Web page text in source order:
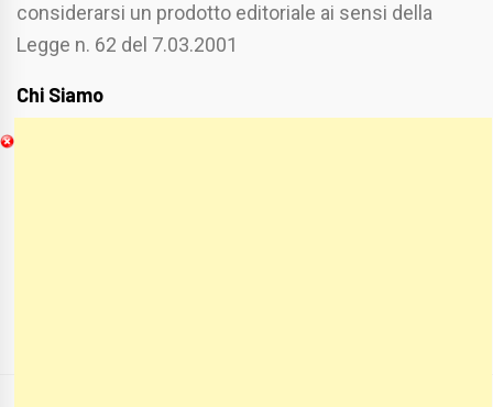
considerarsi un prodotto editoriale ai sensi della
Legge n. 62 del 7.03.2001
Chi Siamo